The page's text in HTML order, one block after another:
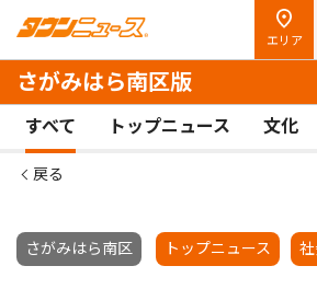
エリア
さがみはら南区版
すべて トップニュース 文化
戻る
さがみはら南区 トップニュース